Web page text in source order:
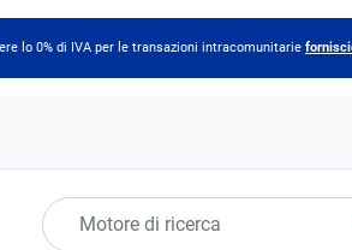
lo 0% di IVA per le transazioni intracomunitarie